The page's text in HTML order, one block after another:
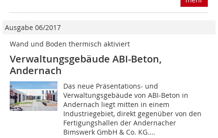
Ausgabe 06/2017
Wand und Boden thermisch aktiviert
Verwaltungsgebäude ABI-Beton,
Andernach
Das neue Präsentations- und
Verwaltungsgebäude von ABI-Beton in
Andernach liegt mitten in einem
Industriegebiet, direkt gegenüber von den
Fertigungshallen der Andernacher
Bimswerk GmbH & Co. KG....